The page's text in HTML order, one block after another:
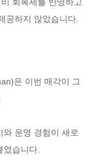
공하지 않았습니다.
은 이번 매각이 그
와 운영 경험이 새로
습니다.